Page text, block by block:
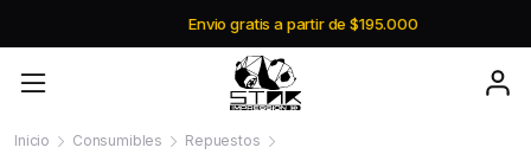
Envio gratis a partir de $195.000
Inicio Consumibles
Repuestos